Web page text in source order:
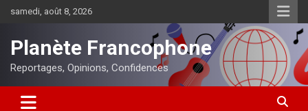
samedi, août 8, 2026
Planète Francophone
Reportages, Opinions, Confidences